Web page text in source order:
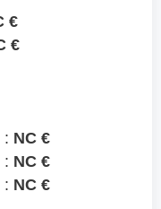
€
€
: NC €
: NC €
: NC €